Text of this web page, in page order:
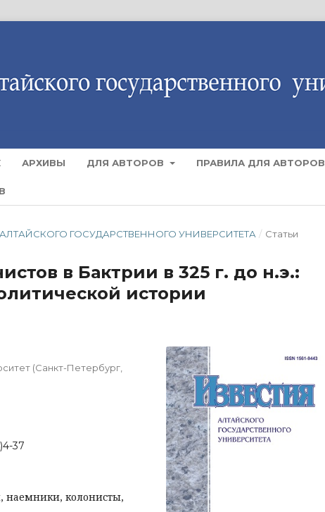
АРХИВЫ ДЛЯ АВТОРОВ ПРАВИЛА ДЛЯ АВТОРОВ
АЛТАЙСКОГО ГОСУДАРСТВЕННОГО УНИВЕРСИТЕТА / Статьи
в Бактрии в 325 г. до н.э.:
истории
(Санкт-Петербург,
37
наемники, колонисты,